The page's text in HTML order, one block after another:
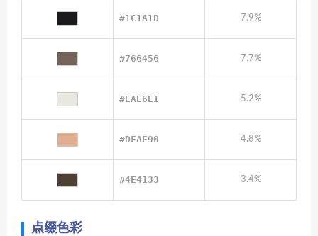
#1C1A1D 7.9%
#766456 7.7%
#EAE6E1 5.2%
#DFAF90 4.8%
#4E4133 3.4%
点缀色彩